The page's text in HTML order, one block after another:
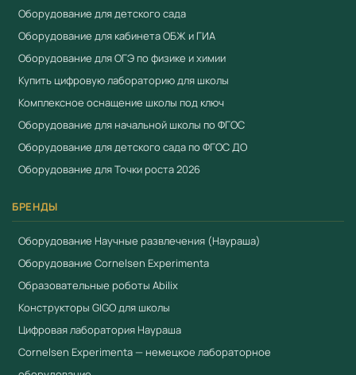
Оборудование для детского сада
Оборудование для кабинета ОБЖ и ГИА
Оборудование для ОГЭ по физике и химии
Купить цифровую лабораторию для школы
Комплексное оснащение школы под ключ
Оборудование для начальной школы по ФГОС
Оборудование для детского сада по ФГОС ДО
Оборудование для Точки роста 2026
БРЕНДЫ
Оборудование Научные развлечения (Наураша)
Оборудование Cornelsen Experimenta
Образовательные роботы Abilix
Конструкторы GIGO для школы
Цифровая лаборатория Наураша
Cornelsen Experimenta — немецкое лабораторное